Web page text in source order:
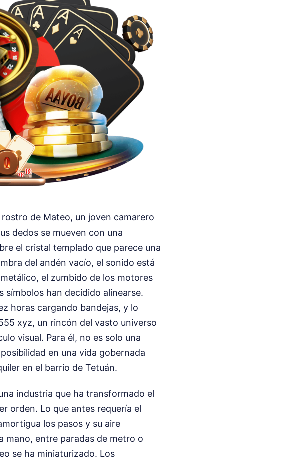
de Mateo, un joven camarero
dedos se mueven con una
el cristal templado que parece una
del andén vacío, el sonido está
el zumbido de los motores
símbolos han decidido alinearse.
horas cargando bandejas, y lo
xyz, un rincón del vasto universo
visual. Para él, no es solo una
en una vida gobernada
en el barrio de Tetuán.
industria que ha transformado el
orden. Lo que antes requería el
los pasos y su aire
mano, entre paradas de metro o
se ha miniaturizado. Los